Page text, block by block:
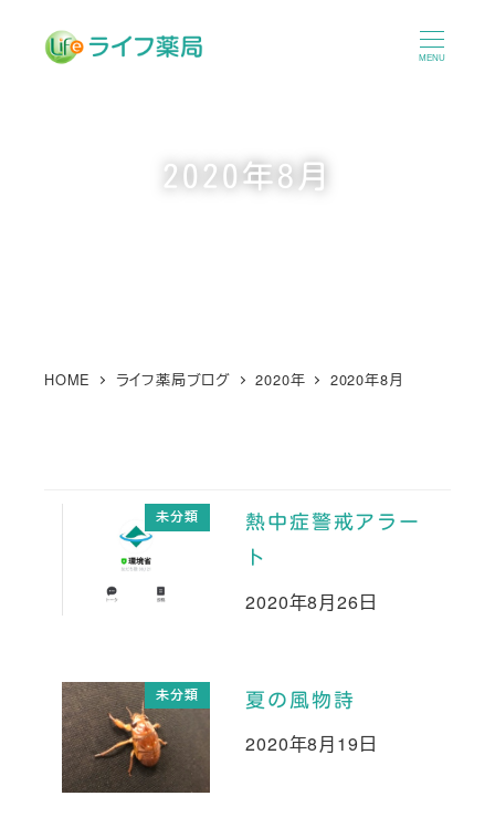
MENU
2020年8月
HOME ライフ薬局ブログ 2020年 2020年8月
未分類
熱中症警戒アラー
ト
投稿日
2020年8月26日
未分類 夏の風物詩
投稿日
2020年8月19日